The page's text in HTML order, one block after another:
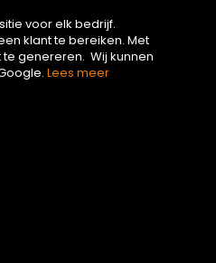
voor elk bedrijf.
klant te bereiken. Met
genereren. Wij kunnen
Lees meer